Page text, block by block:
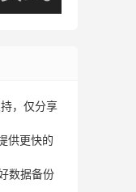
，仅分享
供更快的
数据备份